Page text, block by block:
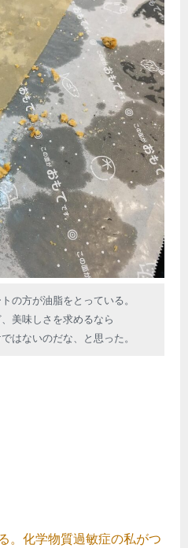
の方が油脂をとっている。
美味しさを求めるなら
はないのだな、と思った。
。化学物質過敏症の私がつ